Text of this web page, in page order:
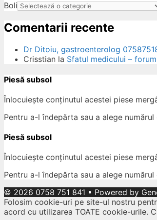
Boli
Comentarii recente
Dr Ditoiu, gastroenterolog
Crisstian la Sfatul medicului –
Piesă subsol
Înlocuiește conținutul acestei piese
Pentru a-l îndepărta sau a alege
Piesă subsol
Înlocuiește conținutul acestei piese
Pentru a-l îndepărta sau a alege
© 2026 0758 751 841 • Powered by
Folosim cookie-uri pe site-ul nostru
acord cu utilizarea TOATE cookie-urile.